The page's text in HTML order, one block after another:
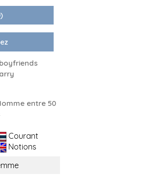
entre 50
Courant
Notions